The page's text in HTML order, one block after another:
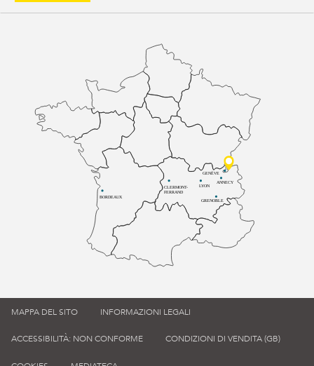
BORDEAUX
CLERMONT-
FERRAND
LYON
ANNECY
GRENOBLE
GENÈVE
MAPPA DEL SITO INFORMAZIONI LEGALI
ACCESSIBILITÀ: NON CONFORME CONDIZIONI DI VENDITA (GB)